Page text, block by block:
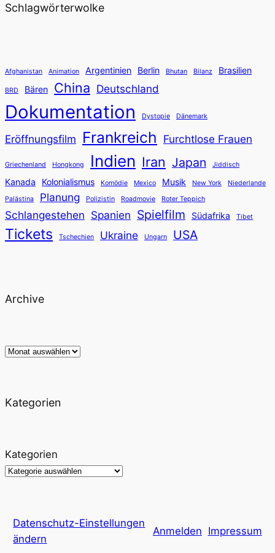
Schlagwörterwolke
Afghanistan Animation Argentinien Berlin Bhutan Bilanz Brasilien
BRD Bären China Deutschland
Dokumentation Dystopie Dänemark
Eröffnungsfilm Frankreich Furchtlose Frauen
Griechenland Hongkong Indien Iran Japan Jiddisch
Kanada Kolonialismus Komödie Mexico Musik New York
Niederlande
Palästina
Planung Polizistin Roadmovie Roter Teppich
Schlangestehen Spanien Spielfilm Südafrika Tibet
Tickets Tschechien Ukraine Ungarn USA
Archive
Archiv
Kategorien
Kategorien
Datenschutz-Einstellungen
ändern
Anmelden Impressum